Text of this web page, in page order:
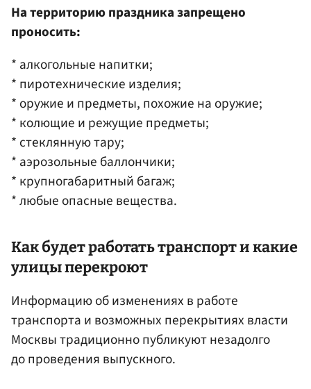
На территорию праздника запрещено
проносить:
* алкогольные напитки;
* пиротехнические изделия;
* оружие и предметы, похожие на оружие;
* колющие и режущие предметы;
* стеклянную тару;
* аэрозольные баллончики;
* крупногабаритный багаж;
* любые опасные вещества.
Как будет работать транспорт и какие
улицы перекроют
Информацию об изменениях в работе
транспорта и возможных перекрытиях власти
Москвы традиционно публикуют незадолго
до проведения выпускного.